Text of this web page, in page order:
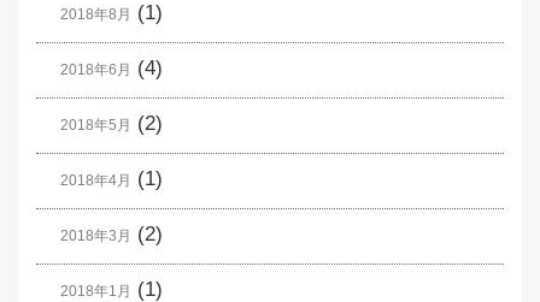
2018年8月 (1)
2018年6月 (4)
2018年5月 (2)
2018年4月 (1)
2018年3月 (2)
2018年1月 (1)